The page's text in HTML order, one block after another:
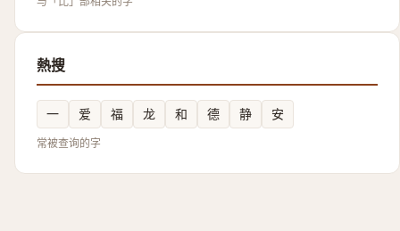
熱搜
一 爱 福 龙 和 德 静 安
常被查询的字